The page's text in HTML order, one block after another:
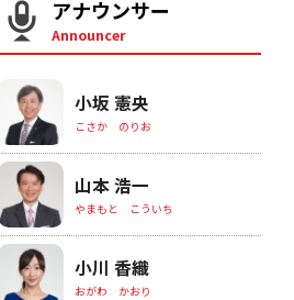
アナウンサー
Announcer
小坂 憲央
こさか のりお
山本 浩一
やまもと こういち
小川 香織
おがわ かおり